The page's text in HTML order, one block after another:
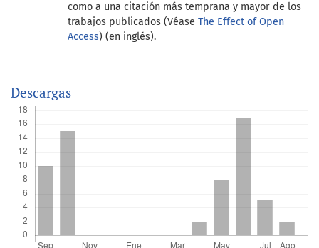
como a una citación más temprana y mayor de los
trabajos publicados (Véase The Effect of Open
Access) (en inglés).
Descargas